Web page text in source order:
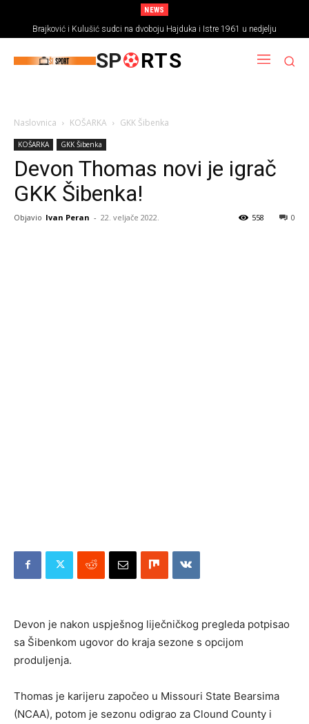
NEWS
Brajković i Kulušić sudci na dvoboju Hajduka i Istre 1961 u nedjelju
SP RTS
Naslovnica KOŠARKA GKK Šibenka
KOŠARKA GKK Šibenka
Devon Thomas novi je igrač
GKK Šibenka!
Objavio Ivan Peran - 22. veljače 2022. 0
558
Devon je nakon uspješnog liječničkog pregleda potpisao
sa Šibenkom ugovor do kraja sezone s opcijom
produljenja.
Thomas je karijeru započeo u Missouri State Bearsima
(NCAA), potom je sezonu odigrao za Clound County i